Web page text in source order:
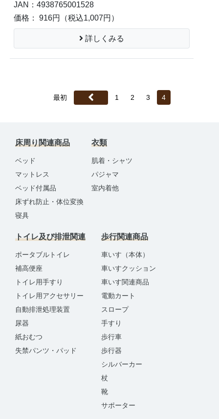
JAN：4938765001528
価格： 916円
（税込1,007円）
詳しくみる
最初 1 2 3 4
床周り関連商品
ベッド
マットレス
ベッド付属品
床ずれ防止・体位変換
寝具
衣類
肌着・シャツ
パジャマ
室内着他
トイレ及び排泄関連
ポータブルトイレ
補高便座
トイレ用手すり
トイレ用アクセサリー
自動排泄処理装置
尿器
紙おむつ
失禁パンツ・パッド
歩行関連商品
車いす（本体）
車いすクッション
車いす関連商品
電動カート
スロープ
手すり
歩行車
歩行器
シルバーカー
杖
靴
サポーター